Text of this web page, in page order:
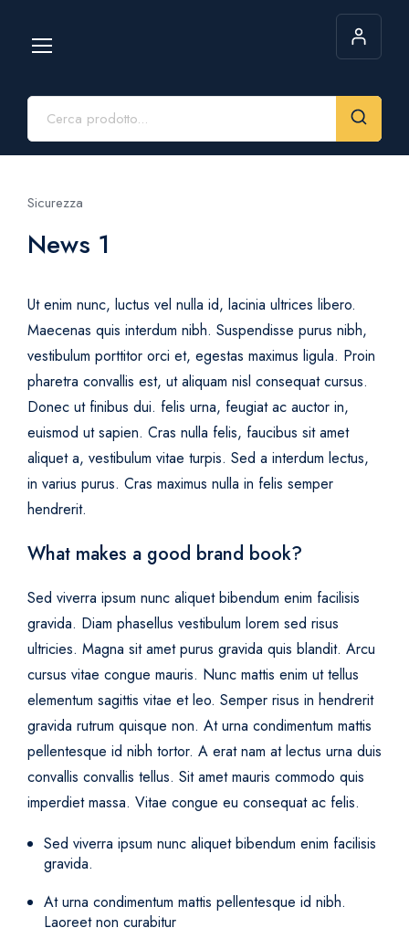
Sicurezza
News 1
Ut enim nunc, luctus vel nulla id, lacinia ultrices libero.
Maecenas quis interdum nibh. Suspendisse purus nibh,
vestibulum porttitor orci et, egestas maximus ligula. Proin
pharetra convallis est, ut aliquam nisl consequat cursus.
Donec ut finibus dui. felis urna, feugiat ac auctor in,
euismod ut sapien. Cras nulla felis, faucibus sit amet
aliquet a, vestibulum vitae turpis. Sed a interdum lectus,
in varius purus. Cras maximus nulla in felis semper
hendrerit.
What makes a good brand book?
Sed viverra ipsum nunc aliquet bibendum enim facilisis
gravida. Diam phasellus vestibulum lorem sed risus
ultricies. Magna sit amet purus gravida quis blandit. Arcu
cursus vitae congue mauris. Nunc mattis enim ut tellus
elementum sagittis vitae et leo. Semper risus in hendrerit
gravida rutrum quisque non. At urna condimentum mattis
pellentesque id nibh tortor. A erat nam at lectus urna duis
convallis convallis tellus. Sit amet mauris commodo quis
imperdiet massa. Vitae congue eu consequat ac felis.
Sed viverra ipsum nunc aliquet bibendum enim facilisis
gravida.
At urna condimentum mattis pellentesque id nibh.
Laoreet non curabitur